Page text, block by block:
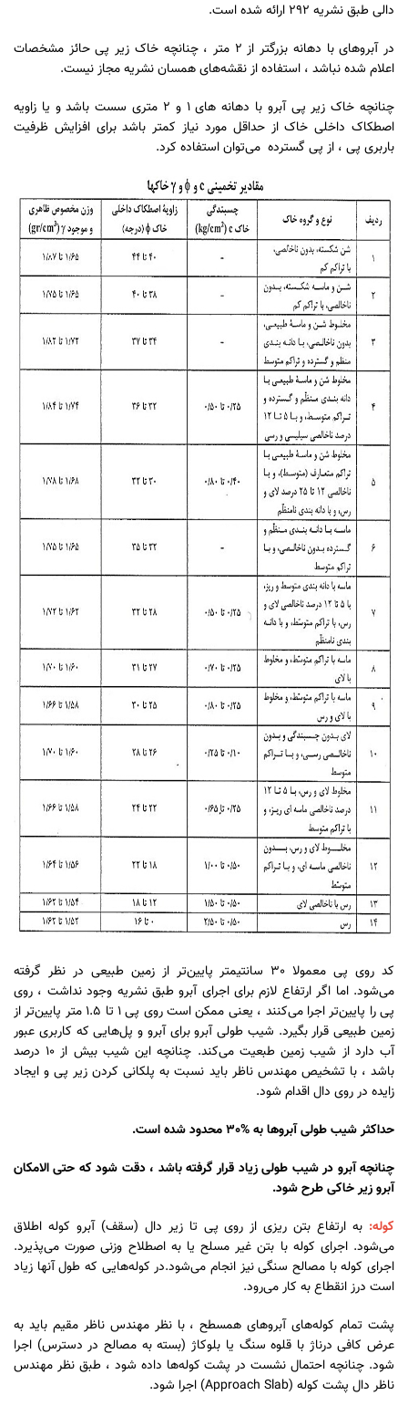
دالی طبق نشریه 292 ارائه شده است.
در آبروهای با دهانه بزرگتر از 2 متر ، چنانچه خاک زیر پی حائز مشخصات
اعلام شده نباشد ، استفاده از نقشه‌های همسان نشریه مجاز نیست.
چنانچه خاک زیر پی آبرو با دهانه های 1 و 2 متری سست باشد و یا زاویه
اصطکاک داخلی خاک از حداقل مورد نیاز کمتر باشد برای افزایش ظرفیت
باربری پی ، از پی گسترده می‌توان استفاده کرد.
کد روی پی معمولا 30 سانتیمتر پایین‌تر از زمین طبیعی در نظر گرفته
می‌شود. اما اگر ارتفاع لازم برای اجرای آبرو طبق نشریه وجود نداشت ، روی
پی را پایین‌تر اجرا می‌کنند ، یعنی ممکن است روی پی 1 تا 1.5 متر پایین‌تر از
زمین طبیعی قرار بگیرد. شیب طولی آبرو برای آبرو و پل‌هایی که کاربری عبور
آب دارد از شیب زمین طبعیت می‌کند. چنانچه این شیب بیش از 10 درصد
باشد ، با تشخیص مهندس ناظر باید نسبت به پلکانی کردن زیر پی و ایجاد
زایده در روی دال اقدام شود.
حداکثر شیب طولی آبروها به %30 محدود شده است.
چنانچه آبرو در شیب طولی زیاد قرار گرفته باشد ، دقت شود که حتی الامکان
آبرو زیر خاکی طرح شود.
کوله: به ارتفاع بتن ریزی از روی پی تا زیر دال (سقف) آبرو کوله اطلاق
می‌شود. اجرای کوله با بتن غیر مسلح یا به اصطلاح وزنی صورت می‌پذیرد.
اجرای کوله با مصالح سنگی نیز انجام می‌شود.در کوله‌هایی که طول آنها زیاد
است درز انقطاع به کار می‌رود.
پشت تمام کوله‌های آبروهای همسطح ، با نظر مهندس ناظر مقیم باید به
عرض کافی درناژ با قلوه سنگ یا بلوکاژ (بسته به مصالح در دسترس) اجرا
شود. چنانچه احتمال نشست در پشت کوله‌ها داده شود ، طبق نظر مهندس
ناظر دال پشت کوله (Approach Slab) اجرا شود.